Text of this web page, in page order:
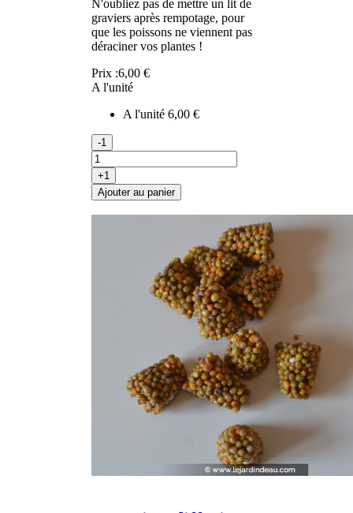
N'oubliez pas de mettre un lit de
graviers après rempotage, pour
que les poissons ne viennent pas
déraciner vos plantes !
Prix :6,00 €
A l'unité
A l'unité 6,00 €
-1
+1
Ajouter au panier